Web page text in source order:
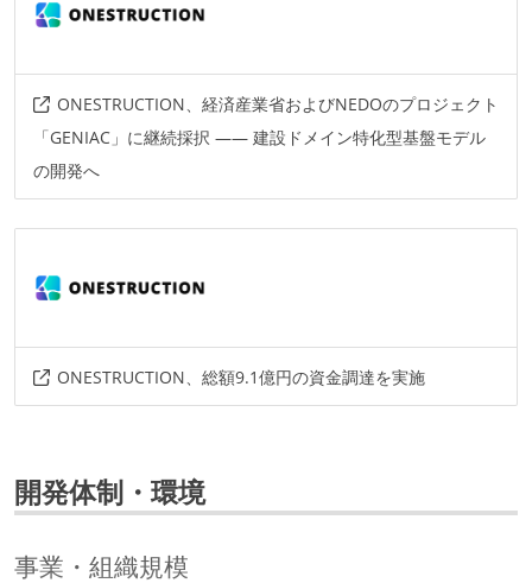
ONESTRUCTION、経済産業省およびNEDOのプロジェクト
「GENIAC」に継続採択 —— 建設ドメイン特化型基盤モデル
の開発へ
ONESTRUCTION、総額9.1億円の資金調達を実施
開発体制・環境
事業・組織規模